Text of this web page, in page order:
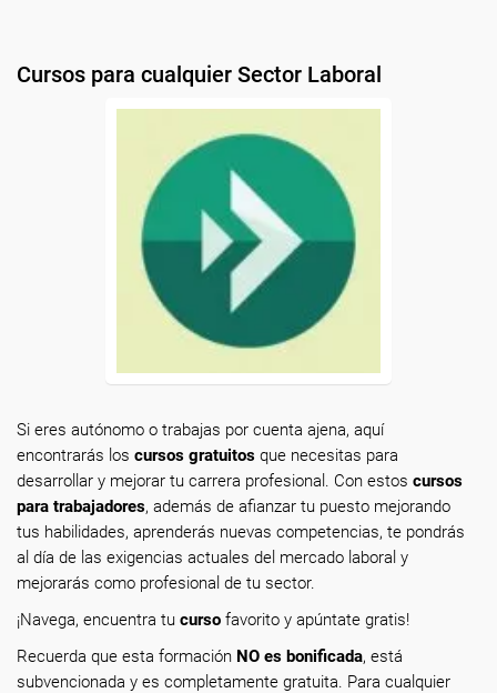
Cursos para cualquier Sector Laboral
Si eres autónomo o trabajas por cuenta ajena, aquí
encontrarás los cursos gratuitos que necesitas para
desarrollar y mejorar tu carrera profesional. Con estos cursos
para trabajadores, además de afianzar tu puesto mejorando
tus habilidades, aprenderás nuevas competencias, te pondrás
al día de las exigencias actuales del mercado laboral y
mejorarás como profesional de tu sector.
¡Navega, encuentra tu curso favorito y apúntate gratis!
Recuerda que esta formación NO es bonificada, está
subvencionada y es completamente gratuita. Para cualquier